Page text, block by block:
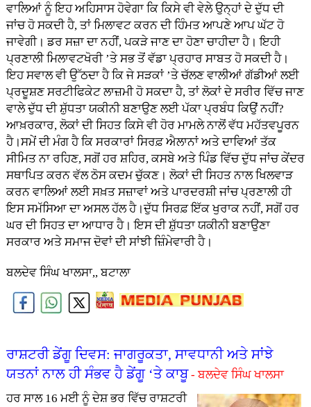
ਵਾਲਿਆਂ ਨੂੰ ਇਹ ਅਹਿਸਾਸ ਹੋਵੇਗਾ ਕਿ ਕਿਸੇ ਵੀ ਵੇਲੇ ਉਨ੍ਹਾਂ ਦੇ ਦੁੱਧ ਦੀ
ਜਾਂਚ ਹੋ ਸਕਦੀ ਹੈ, ਤਾਂ ਮਿਲਾਵਟ ਕਰਨ ਦੀ ਹਿੰਮਤ ਆਪਣੇ ਆਪ ਘੱਟ ਹੋ
ਜਾਵੇਗੀ। ਡਰ ਸਜ਼ਾ ਦਾ ਨਹੀਂ, ਪਕੜੇ ਜਾਣ ਦਾ ਹੋਣਾ ਚਾਹੀਦਾ ਹੈ। ਇਹੀ
ਪ੍ਰਣਾਲੀ ਮਿਲਾਵਟਖੋਰੀ ’ਤੇ ਸਭ ਤੋਂ ਵੱਡਾ ਪ੍ਰਹਾਰ ਸਾਬਤ ਹੋ ਸਕਦੀ ਹੈ।
ਇਹ ਸਵਾਲ ਵੀ ਉੱਠਦਾ ਹੈ ਕਿ ਜੇ ਸੜਕਾਂ ’ਤੇ ਚੱਲਣ ਵਾਲੀਆਂ ਗੱਡੀਆਂ ਲਈ
ਪ੍ਰਦੂਸ਼ਣ ਸਰਟੀਫਿਕੇਟ ਲਾਜ਼ਮੀ ਹੋ ਸਕਦਾ ਹੈ, ਤਾਂ ਲੋਕਾਂ ਦੇ ਸਰੀਰ ਵਿੱਚ ਜਾਣ
ਵਾਲੇ ਦੁੱਧ ਦੀ ਸ਼ੁੱਧਤਾ ਯਕੀਨੀ ਬਣਾਉਣ ਲਈ ਪੱਕਾ ਪ੍ਰਬੰਧ ਕਿਉਂ ਨਹੀਂ?
ਆਖ਼ਰਕਾਰ, ਲੋਕਾਂ ਦੀ ਸਿਹਤ ਕਿਸੇ ਵੀ ਹੋਰ ਮਾਮਲੇ ਨਾਲੋਂ ਵੱਧ ਮਹੱਤਵਪੂਰਨ
ਹੈ।ਸਮੇਂ ਦੀ ਮੰਗ ਹੈ ਕਿ ਸਰਕਾਰਾਂ ਸਿਰਫ਼ ਐਲਾਨਾਂ ਅਤੇ ਦਾਵਿਆਂ ਤੱਕ
ਸੀਮਿਤ ਨਾ ਰਹਿਣ, ਸਗੋਂ ਹਰ ਸ਼ਹਿਰ, ਕਸਬੇ ਅਤੇ ਪਿੰਡ ਵਿੱਚ ਦੁੱਧ ਜਾਂਚ ਕੇਂਦਰ
ਸਥਾਪਿਤ ਕਰਨ ਵੱਲ ਠੋਸ ਕਦਮ ਚੁੱਕਣ। ਲੋਕਾਂ ਦੀ ਸਿਹਤ ਨਾਲ ਖਿਲਵਾੜ
ਕਰਨ ਵਾਲਿਆਂ ਲਈ ਸਖ਼ਤ ਸਜ਼ਾਵਾਂ ਅਤੇ ਪਾਰਦਰਸ਼ੀ ਜਾਂਚ ਪ੍ਰਣਾਲੀ ਹੀ
ਇਸ ਸਮੱਸਿਆ ਦਾ ਅਸਲ ਹੱਲ ਹੈ।ਦੁੱਧ ਸਿਰਫ਼ ਇੱਕ ਖੁਰਾਕ ਨਹੀਂ, ਸਗੋਂ ਹਰ
ਘਰ ਦੀ ਸਿਹਤ ਦਾ ਆਧਾਰ ਹੈ। ਇਸ ਦੀ ਸ਼ੁੱਧਤਾ ਯਕੀਨੀ ਬਣਾਉਣਾ
ਸਰਕਾਰ ਅਤੇ ਸਮਾਜ ਦੋਵਾਂ ਦੀ ਸਾਂਝੀ ਜ਼ਿੰਮੇਵਾਰੀ ਹੈ।
ਬਲਦੇਵ ਸਿੰਘ ਖਾਲਸਾ,, ਬਟਾਲਾ
ਰਾਸ਼ਟਰੀ ਡੇਂਗੂ ਦਿਵਸ: ਜਾਗਰੂਕਤਾ, ਸਾਵਧਾਨੀ ਅਤੇ ਸਾਂਝੇ
ਯਤਨਾਂ ਨਾਲ ਹੀ ਸੰਭਵ ਹੈ ਡੇਂਗੂ ‘ਤੇ ਕਾਬੂ- ਬਲਦੇਵ ਸਿੰਘ ਖਾਲਸਾ
ਹਰ ਸਾਲ 16 ਮਈ ਨੂੰ ਦੇਸ਼ ਭਰ ਵਿੱਚ ਰਾਸ਼ਟਰੀ